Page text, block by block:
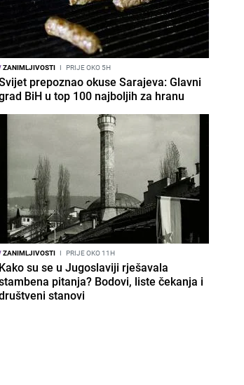
ZANIMLJIVOSTI I PRIJE OKO 5H
prepoznao okuse Sarajeva: Glavni
BiH u top 100 najboljih za hranu
ZANIMLJIVOSTI I PRIJE OKO 11H
Kako su se u Jugoslaviji rješavala
pitanja? Bodovi, liste čekanja i
stanovi